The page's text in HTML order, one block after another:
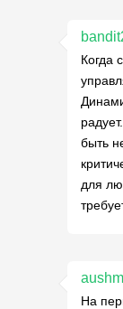
Когда
быть
для
На